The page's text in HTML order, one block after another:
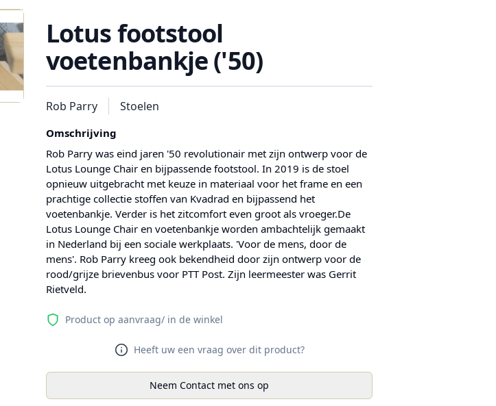
Lotus footstool
voetenbankje ('50)
Rob Parry Stoelen
Omschrijving
Rob Parry was eind jaren '50 revolutionair met zijn ontwerp voor de
Lotus Lounge Chair en bijpassende footstool. In 2019 is de stoel
opnieuw uitgebracht met keuze in materiaal voor het frame en een
prachtige collectie stoffen van Kvadrad en bijpassend het
voetenbankje. Verder is het zitcomfort even groot als vroeger.De
Lotus Lounge Chair en voetenbankje worden ambachtelijk gemaakt
in Nederland bij een sociale werkplaats. 'Voor de mens, door de
mens'. Rob Parry kreeg ook bekendheid door zijn ontwerp voor de
rood/grijze brievenbus voor PTT Post. Zijn leermeester was Gerrit
Rietveld.
Product op aanvraag/ in de winkel
Heeft uw een vraag over dit product?
Neem Contact met ons op